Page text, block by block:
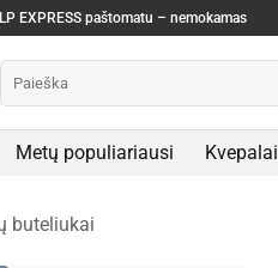
EXPRESS paštomatu – nemokamas
Metų populiariausi Kvepalai
buteliukai